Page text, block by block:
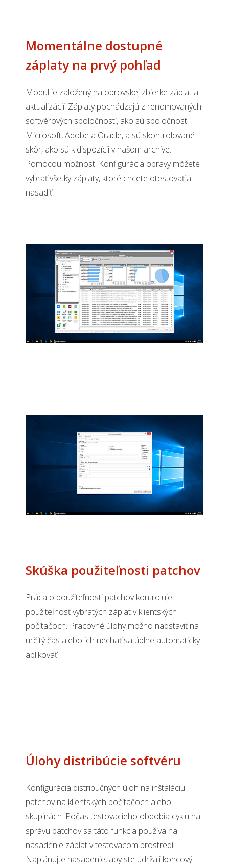
Momentálne dostupné
záplaty na prvý pohľad
Modul je založený na obrovskej zbierke záplat a
aktualizácií. Záplaty pochádzajú z renomovaných
softvérových spoločností, ako sú spoločnosti
Microsoft, Adobe a Oracle, a sú skontrolované
skôr, ako sú k dispozícii v našom archíve.
Pomocou možnosti Konfigurácia opravy môžete
vybrať všetky záplaty, ktoré chcete otestovať a
nasadiť.
Skúška použiteľnosti patchov
Práca o použiteľnosti patchov kontroluje
použiteľnosť vybratých záplat v klientských
počítačoch. Pracovné úlohy možno nadstaviť na
určitý čas alebo ich nechať sa úplne automaticky
aplikovať.
Úlohy distribúcie softvéru
Konfigurácia distribučných úloh na inštaláciu
patchov na klientských počítačoch alebo
skupinách. Počas testovacieho obdobia cyklu na
správu patchov sa táto funkcia používa na
nasadenie záplat v testovacom prostredí.
Naplánujte nasadenie, aby ste udržali koncový